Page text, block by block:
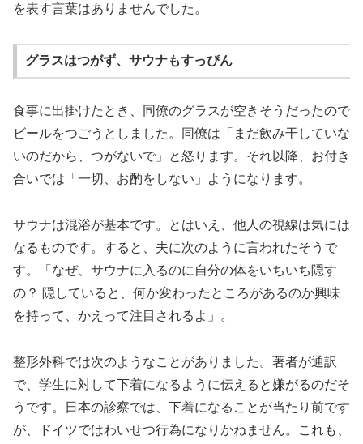
を表す言葉はありませんでした。
グラスはつがず、サウナもすっぴん
食事に出掛けたとき、同僚のグラスが空きそうだったので
ビールをつごうとしました。同僚は「まだ飲み干していな
いのだから、つがないで」と怒ります。それ以降、お付き
合いでは「一切、お酌をしない」ようになります。
サウナは混浴が基本です。とはいえ、他人の視線は気には
なるものです。すると、夫に次のように言われたそうで
す。「なぜ、サウナに入るのに自分の体をいちいち隠す
の？ 隠していると、何か変わったところがあるのか興味
を持って、かえって注目されるよ」。
整形外科では次のようなことがありました。著者が通訳
で、学生に対して下着になるように伝えると嫌がるのだそ
うです。日本の診察では、下着になることが当たり前です
が、ドイツではわいせつ行為になりかねません。これも、